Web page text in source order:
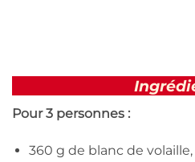
Pour 3 personnes :
360 g de blanc de